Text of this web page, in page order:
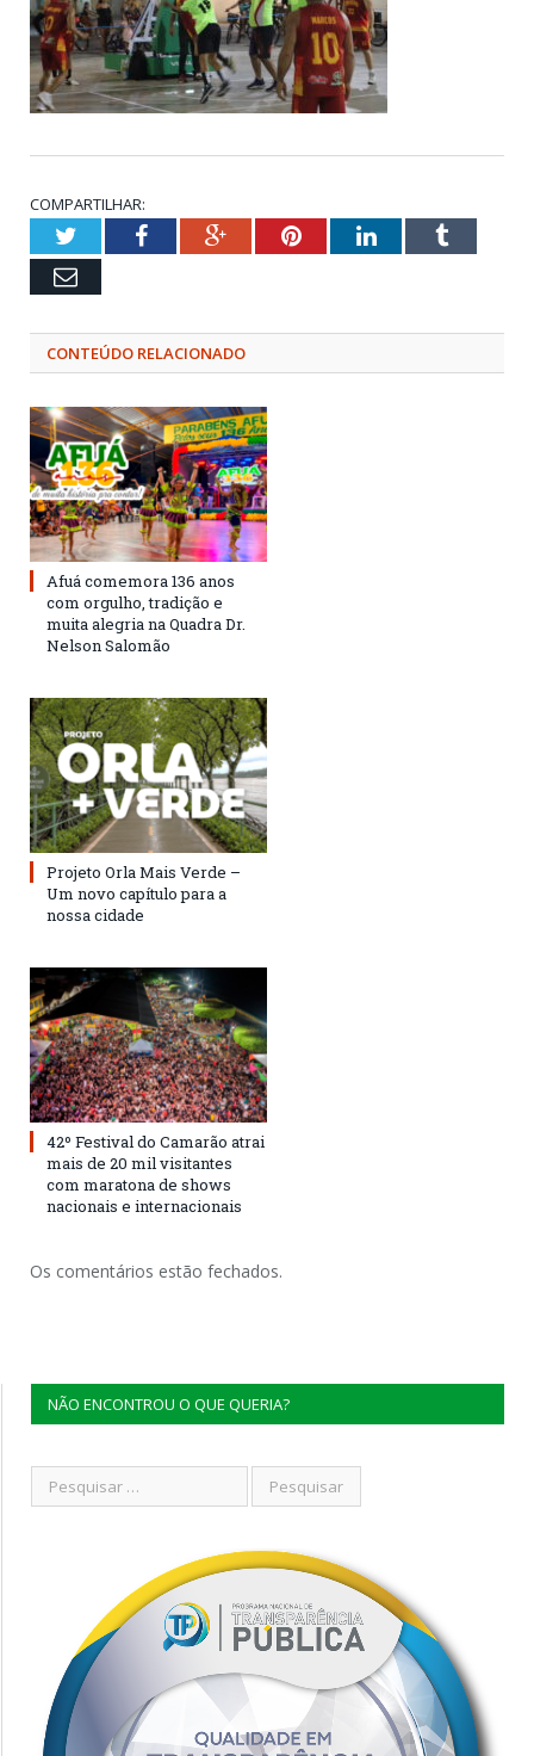
COMPARTILHAR:
TwitterFacebookGoogle+PinterestLinkedInTumblr
Email
CONTEÚDO RELACIONADO
Afuá comemora 136 anos
com orgulho, tradição e
muita alegria na Quadra Dr.
Nelson Salomão
Projeto Orla Mais Verde –
Um novo capítulo para a
nossa cidade
42º Festival do Camarão atrai
mais de 20 mil visitantes
com maratona de shows
nacionais e internacionais
Os comentários estão fechados.
NÃO ENCONTROU O QUE QUERIA?